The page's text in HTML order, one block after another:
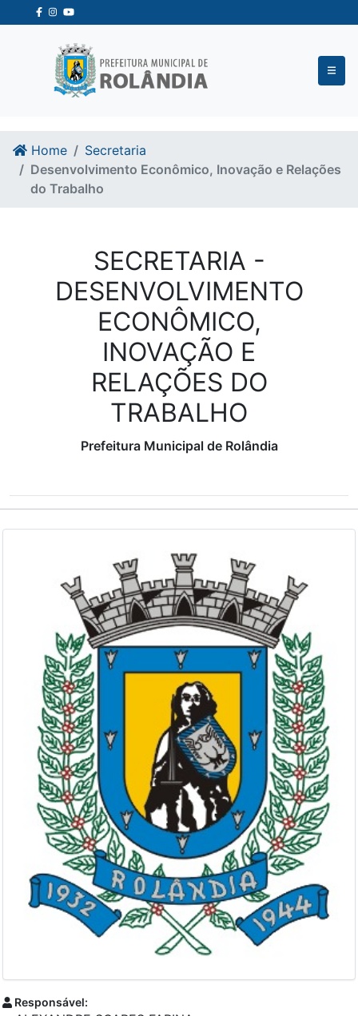
Ir para o conteudo
Ir para o fim do conteudo
Home
Secretaria
Desenvolvimento Econômico, Inovação e Relações
do Trabalho
SECRETARIA -
DESENVOLVIMENTO
ECONÔMICO,
INOVAÇÃO E
RELAÇÕES DO
TRABALHO
Prefeitura Municipal de Rolândia
Responsável: